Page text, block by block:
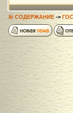
₪ СОДЕРЖАНИЕ->